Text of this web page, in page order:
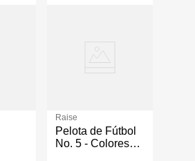
Raise
Pelota de Fútbol
No. 5 - Colores